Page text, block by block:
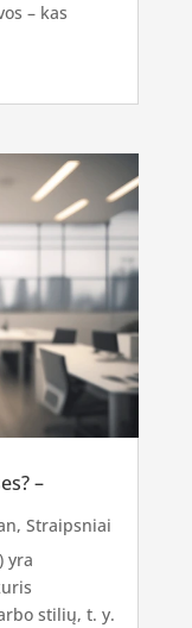
– kas
–
, Straipsniai
yra
stilių, t. y.